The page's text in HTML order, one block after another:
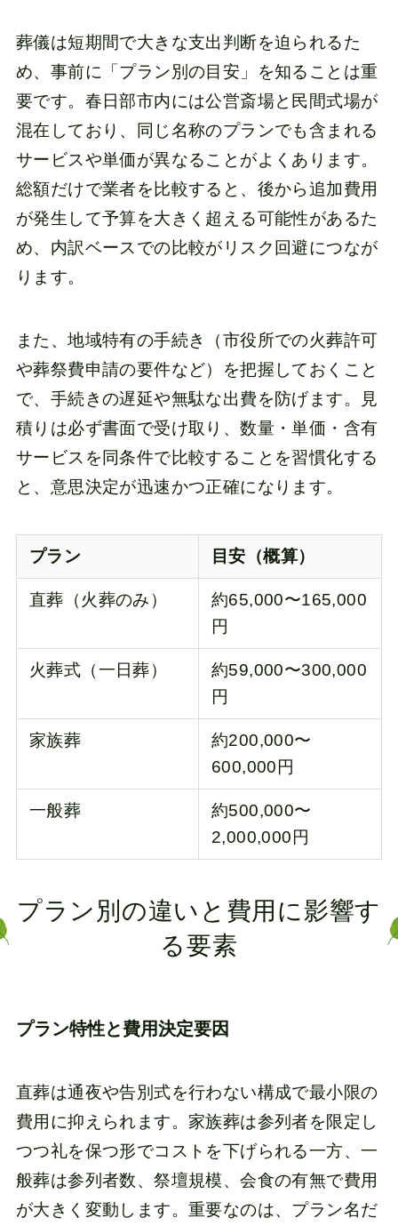
葬儀は短期間で大きな支出判断を迫られるた
め、事前に「プラン別の目安」を知ることは重
要です。春日部市内には公営斎場と民間式場が
混在しており、同じ名称のプランでも含まれる
サービスや単価が異なることがよくあります。
総額だけで業者を比較すると、後から追加費用
が発生して予算を大きく超える可能性があるた
め、内訳ベースでの比較がリスク回避につなが
ります。
また、地域特有の手続き（市役所での火葬許可
や葬祭費申請の要件など）を把握しておくこと
で、手続きの遅延や無駄な出費を防げます。見
積りは必ず書面で受け取り、数量・単価・含有
サービスを同条件で比較することを習慣化する
と、意思決定が迅速かつ正確になります。
プラン 目安（概算）
直葬（火葬のみ）
約65,000〜165,000
円
火葬式（一日葬）
約59,000〜300,000
円
家族葬
約200,000〜
600,000円
一般葬
約500,000〜
2,000,000円
プラン別の違いと費用に影響す
る要素
プラン特性と費用決定要因
直葬は通夜や告別式を行わない構成で最小限の
費用に抑えられます。家族葬は参列者を限定し
つつ礼を保つ形でコストを下げられる一方、一
般葬は参列者数、祭壇規模、会食の有無で費用
が大きく変動します。重要なのは、プラン名だ